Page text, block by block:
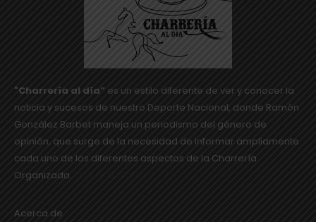
"Charrería al día” es un estilo diferente de ver y conocer la
noticia y sucesos de nuestro Deporte Nacional, donde Ramón
González Barbet maneja un periodismo del género de
opinión, que surge de la necesidad de informar ampliamente
cada uno de los diferentes aspectos de la Charrería
Organizada.
Acerca de